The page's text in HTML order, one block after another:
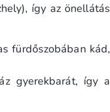
így az önellátás
fürdőszobában kád,
gyerekbarát, így a